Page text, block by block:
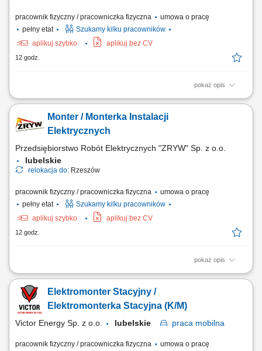
pracownik fizyczny / pracowniczka fizyczna
umowa o pracę
pełny etat
Szukamy kilku pracowników
aplikuj szybko
aplikuj bez CV
12 godz.
pokaż opis
Montaż instalacji elektrycznych zgodnie z dokumentacją techniczną.
zespołem podczas realizacji inwestycji.
Monter / Monterka Instalacji
Elektrycznych
Przedsiębiorstwo Robót Elektrycznych "ZRYW" Sp. z o.o.
lubelskie
relokacja do: Rzeszów
pracownik fizyczny / pracowniczka fizyczna
umowa o pracę
pełny etat
Szukamy kilku pracowników
aplikuj szybko
aplikuj bez CV
12 godz.
pokaż opis
Montaż instalacji elektrycznych zgodnie z dokumentacją i
obowiązującymi standardami. Wykonywanie prac montażowych na
realizowanych inwestycjach. Dbanie o jakość i terminowość
wykonywanych prac. Przestrzeganie zasad bezpieczeństwa podczas
realizacji zadań.
Elektromonter Stacyjny /
Elektromonterka Stacyjna (K/M)
Victor Energy Sp. z o.o. lubelskie praca mobilna
pracownik fizyczny / pracowniczka fizyczna
umowa o pracę